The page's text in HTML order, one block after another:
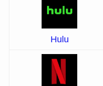
Hulu